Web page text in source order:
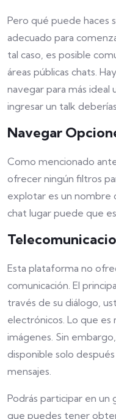
Pero qué puede haces
adecuado para
tal caso, es posible
áreas públicas chats.
navegar para más ideal
ingresar un talk
Navegar
Como mencionado
ofrecer ningún filtros
explotar es un nombre
chat lugar puede que
Esta plataforma no
comunicación. El
través de su diálogo,
electrónicos. Lo que es
imágenes. Sin
disponible solo
mensajes.
Podrás participar en un
que puedes tener